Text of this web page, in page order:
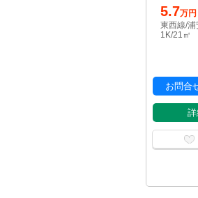
5.7万円
東西線/
1K/21㎡
お問合